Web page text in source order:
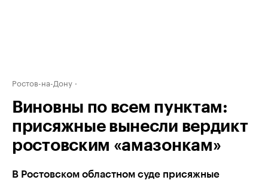
Ростов-на-Дону
Виновны по всем пунктам:
присяжные вынесли вердикт
ростовским «амазонкам»
В Ростовском областном суде присяжные